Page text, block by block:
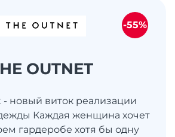
OUTNET
новый виток реализации
Каждая женщина хочет
гардеробе хотя бы одну
-55%